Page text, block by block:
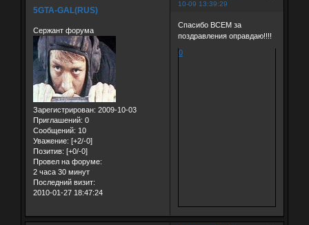
10-09 13:39:29
5GTA-GAL(RUS)
Сержант форума
Зарегистрирован: 2009-10-03
Приглашений: 0
Сообщений: 10
Уважение: [+2/-0]
Позитив: [+0/-0]
Провел на форуме:
2 часа 30 минут
Последний визит:
2010-01-27 18:47:24
Спасибо ВСЕМ за
поздравления оправдаю!!!!
0